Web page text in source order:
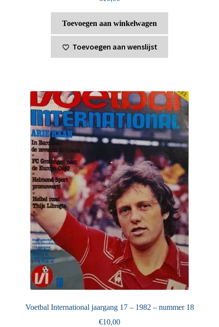
Toevoegen aan winkelwagen
Toevoegen aan wenslijst
Voetbal International jaargang 17 – 1982 – nummer 18
€10,00